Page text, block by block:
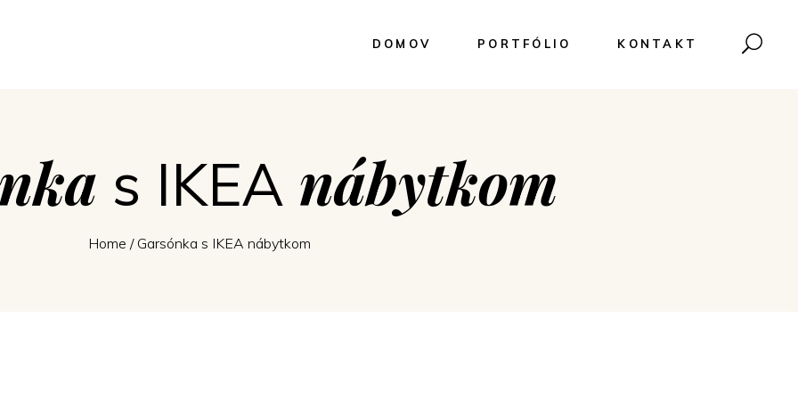
DOMOV PORTFÓLIO KONTAKT
s IKEA nábytkom
Home / Garsónka s IKEA nábytkom